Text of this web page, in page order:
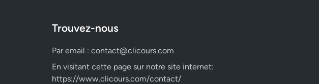
Trouvez-nous
Par email : contact@clicours.com
En visitant cette page sur notre site internet:
https://www.clicours.com/contact/